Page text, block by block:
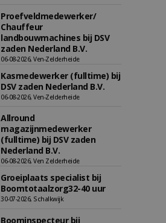
Proefveldmedewerker/
Chauffeur
landbouwmachines bij DSV
zaden Nederland B.V.
06-08-2026, Ven-Zelderheide
Kasmedewerker (fulltime) bij
DSV zaden Nederland B.V.
06-08-2026, Ven-Zelderheide
Allround
magazijnmedewerker
(fulltime) bij DSV zaden
Nederland B.V.
06-08-2026, Ven Zelderheide
Groeiplaats specialist bij
Boomtotaalzorg32-40 uur
30-07-2026, Schalkwijk
Boominspecteur bij